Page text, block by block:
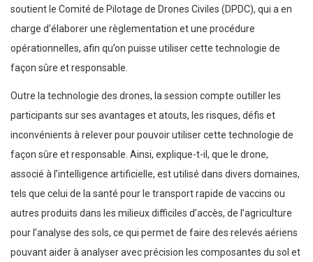
soutient le Comité de Pilotage de Drones Civiles (DPDC), qui a en
charge d’élaborer une règlementation et une procédure
opérationnelles, afin qu’on puisse utiliser cette technologie de
façon sûre et responsable.
Outre la technologie des drones, la session compte outiller les
participants sur ses avantages et atouts, les risques, défis et
inconvénients à relever pour pouvoir utiliser cette technologie de
façon sûre et responsable. Ainsi, explique-t-il, que le drone,
associé à l’intelligence artificielle, est utilisé dans divers domaines,
tels que celui de la santé pour le transport rapide de vaccins ou
autres produits dans les milieux difficiles d’accès, de l’agriculture
pour l’analyse des sols, ce qui permet de faire des relevés aériens
pouvant aider à analyser avec précision les composantes du sol et